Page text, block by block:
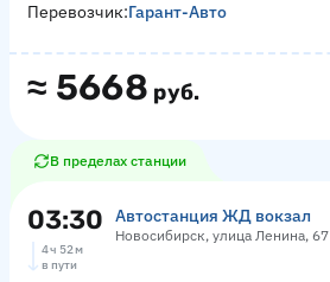
≈ 5668 руб.
Перевозчик:Гарант-Авто
В пределах станции
03:30 Автостанция ЖД вокзал
Новосибирск, улица Ленина, 67
4 ч 52 м
в пути